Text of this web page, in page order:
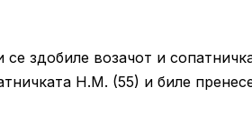
се здобиле возачот и
Н.М. (55) и биле